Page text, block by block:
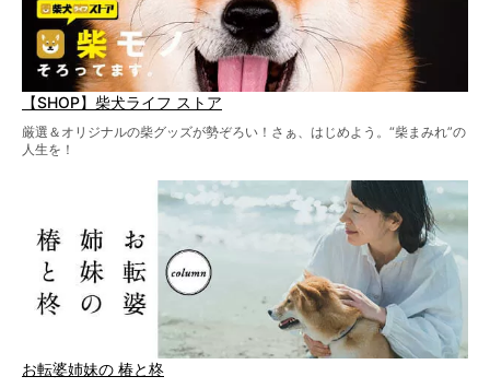
【SHOP】柴犬ライフ ストア
厳選＆オリジナルの柴グッズが勢ぞろい！さぁ、はじめよう。“柴まみれ”の
人生を！
お転婆姉妹の 椿と柊